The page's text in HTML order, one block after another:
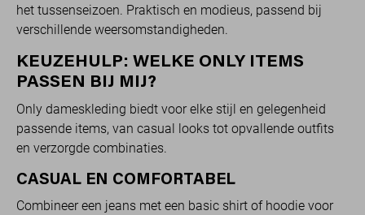
het tussenseizoen. Praktisch en modieus, passend bij
verschillende weersomstandigheden.
KEUZEHULP: WELKE ONLY ITEMS
PASSEN BIJ MIJ?
Only dameskleding biedt voor elke stijl en gelegenheid
passende items, van casual looks tot opvallende outfits
en verzorgde combinaties.
CASUAL EN COMFORTABEL
Combineer een jeans met een basic shirt of hoodie voor